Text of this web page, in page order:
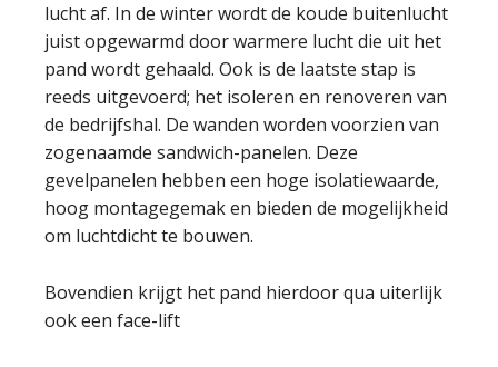
lucht af. In de winter wordt de koude buitenlucht
juist opgewarmd door warmere lucht die uit het
pand wordt gehaald. Ook is de laatste stap is
reeds uitgevoerd; het isoleren en renoveren van
de bedrijfshal. De wanden worden voorzien van
zogenaamde sandwich-panelen. Deze
gevelpanelen hebben een hoge isolatiewaarde,
hoog montagegemak en bieden de mogelijkheid
om luchtdicht te bouwen.
Bovendien krijgt het pand hierdoor qua uiterlijk
ook een face-lift